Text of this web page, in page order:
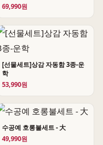
69,990원
[선물세트]상감 자동함 3종-운
학
53,990원
수공예 호롱불세트 - 大
49,990원